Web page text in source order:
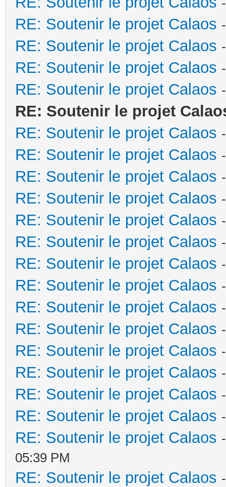
RE: Soutenir le projet Calaos
RE: Soutenir le projet Calaos
RE: Soutenir le projet Calaos
RE: Soutenir le projet Calaos
RE: Soutenir le projet
RE: Soutenir le projet Calaos
RE: Soutenir le projet Calaos
RE: Soutenir le projet Calaos
RE: Soutenir le projet Calaos
RE: Soutenir le projet Calaos
RE: Soutenir le projet Calaos
RE: Soutenir le projet Calaos
RE: Soutenir le projet Calaos
RE: Soutenir le projet Calaos
RE: Soutenir le projet Calaos
RE: Soutenir le projet Calaos
RE: Soutenir le projet Calaos
RE: Soutenir le projet Calaos
RE: Soutenir le projet Calaos
RE: Soutenir le projet Calaos
05:39 PM
RE: Soutenir le projet Calaos